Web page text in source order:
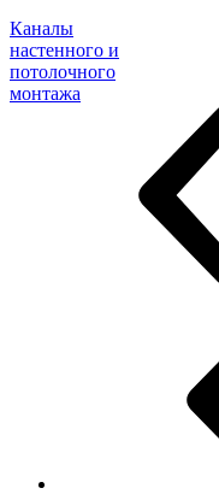
Каналы
настенного и
потолочного
монтажа